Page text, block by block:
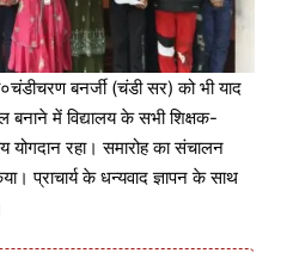
बनर्जी (चंडी सर) को भी याद
बनाने में विद्यालय के सभी शिक्षक-
योगदान रहा। समारोह का संचालन
प्राचार्य के धन्यवाद ज्ञापन के साथ